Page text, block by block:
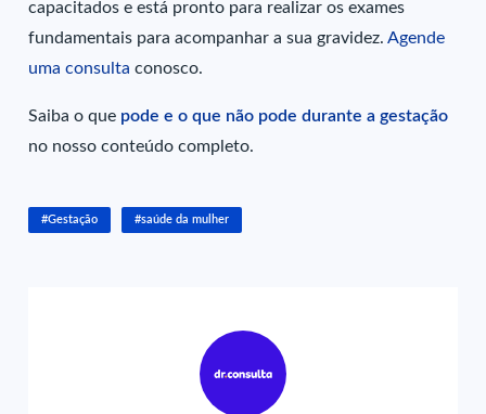
capacitados e está pronto para realizar os exames
fundamentais para acompanhar a sua gravidez.Agende
uma consulta conosco.
Saibao que pode e o que não pode durante a gestação
no nosso conteúdo completo.
#Gestação #saúde da mulher